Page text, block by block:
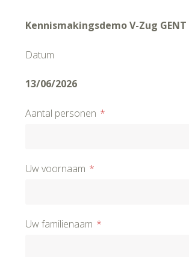
Kennismakingsdemo V-Zug GENT
Datum
13/06/2026
Aantal personen
Uw voornaam
Uw familienaam